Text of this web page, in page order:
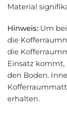
Material
Hinweis: Um
die
die
Einsatz kommt,
den Boden.
erhalten.